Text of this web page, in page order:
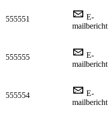
555551
E-
mailbericht
555555
E-
mailbericht
555554
E-
mailbericht